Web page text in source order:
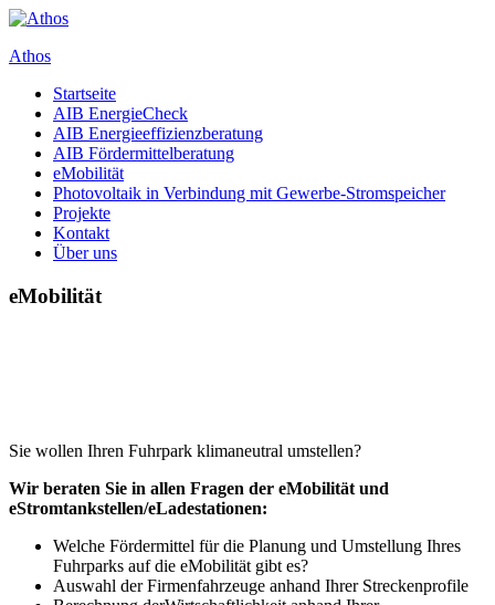
Zum
springen
Athos
Ing. Büro für Energieeffienz und erneuerbare Energien
Startseite
AIB EnergieCheck
AIB Energieeffizienzberatung
AIB Fördermittelberatung
eMobilität
Photovoltaik in Verbindung mit Gewerbe-Stromspeicher
Projekte
Kontakt
Über uns
eMobilität
Sie wollen Ihren Fuhrpark klimaneutral umstellen?
Wir beraten Sie in allen Fragen der eMobilität und
eStromtankstellen/eLadestationen:
Welche Fördermittel für die Planung und Umstellung Ihres
Fuhrparks auf die eMobilität gibt es?
Auswahl der Firmenfahrzeuge anhand Ihrer Streckenprofile